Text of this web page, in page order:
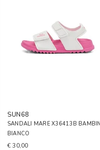
SUN68
SANDALI MARE X36413B
BIANCO
€ 30,00